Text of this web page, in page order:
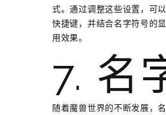
式。通过调整这些设置，可
快捷键，并结合名字符号的
用效果。
7. 名
随着魔兽世界的不断发展，